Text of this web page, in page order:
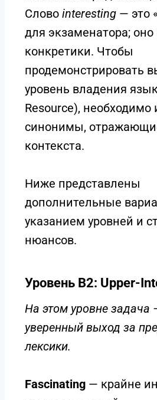
Слово interesting — это
для экзаменатора; оно
конкретики. Чтобы
продемонстрировать
уровень владения
Resource), необходимо
синонимы,
контекста.
Ниже представлены
дополнительные
указанием уровней и
нюансов.
Уровень B2: Upper-
На этом уровне задача
уверенный выход за
лексики.
Fascinating — крайне